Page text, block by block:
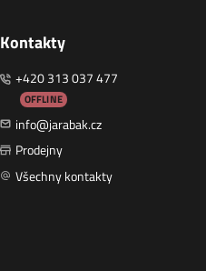
Kontakty
+420 313 037 477
OFFLINE
info@jarabak.cz
Prodejny
Všechny kontakty